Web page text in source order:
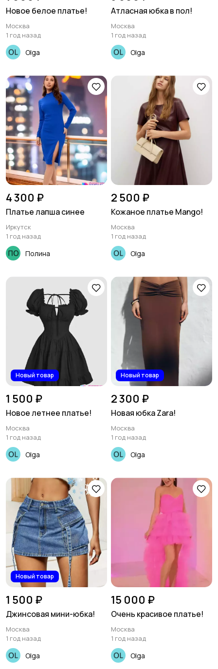
Новое белое платье!
Москва
1 год назад
Olga
Атласная юбка в пол!
Москва
1 год назад
Olga
4 300 ₽
Платье лапша синее
Иркутск
1 год назад
Полина
2 500 ₽
Кожаное платье Mango!
Москва
1 год назад
Olga
Новый товар
1 500 ₽
Новое летнее платье!
Москва
1 год назад
Olga
Новый товар
2 300 ₽
Новая юбка Zara!
Москва
1 год назад
Olga
Новый товар
1 500 ₽
Джинсовая мини-юбка!
Москва
1 год назад
Olga
15 000 ₽
Очень красивое платье!
Москва
1 год назад
Olga